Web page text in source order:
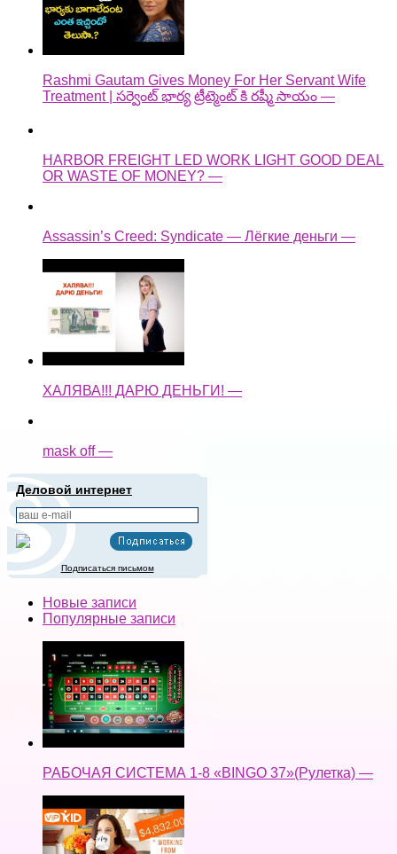
Rashmi Gautam Gives Money For Her Servant Wife
Treatment | సర్వెంట్ భార్య ట్రీట్మెంట్ కి రష్మీ సాయం —
HARBOR FREIGHT LED WORK LIGHT GOOD DEAL
OR WASTE OF MONEY? —
Assassin’s Creed: Syndicate — Лёгкие деньги —
ХАЛЯВА!!! ДАРЮ ДЕНЬГИ! —
mask off —
Деловой интернет
Подписаться письмом
Новые записи
Популярные записи
РАБОЧАЯ СИСТЕМА 1-8 «BINGO 37»(Рулетка) —